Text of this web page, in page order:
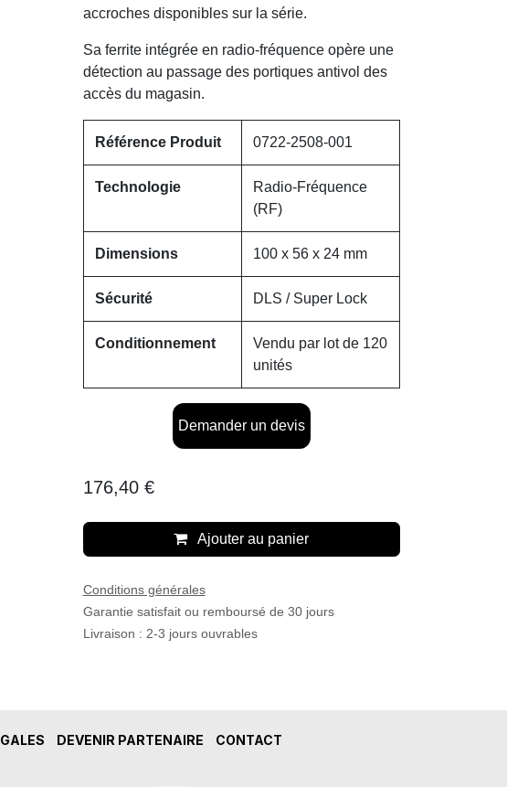
accroches disponibles sur la série.
Sa ferrite intégrée en radio-fréquence opère une
détection au passage des portiques antivol des
accès du magasin.
Référence Produit 0722-2508-001
Technologie
Radio-Fréquence
(RF)
Dimensions 100 x 56 x 24 mm
Sécurité DLS / Super Lock
Conditionnement
Vendu par lot de 120
unités
Demander un devis
176,40€
Ajouter au panier
Conditions générales
Garantie satisfait ou remboursé de 30 jours
Livraison : 2-3 jours ouvrables
DEVENIR PARTENAIRE CONTACT